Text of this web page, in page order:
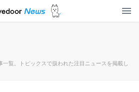
一覧。トピックスで扱われた注目ニュースを掲載し